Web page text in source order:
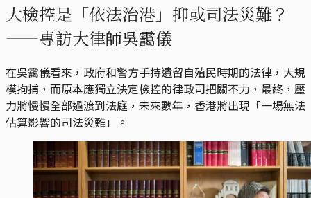
大檢控是「依法治港」抑或司法災難？
——專訪大律師吳靄儀
在吳靄儀看來，政府和警方手持遺留自殖民時期的法律，大規
模拘捕，而原本應獨立決定檢控的律政司把關不力，最終，壓
力將慢慢全部過渡到法庭，未來數年，香港將出現「一場無法
估算影響的司法災難」。